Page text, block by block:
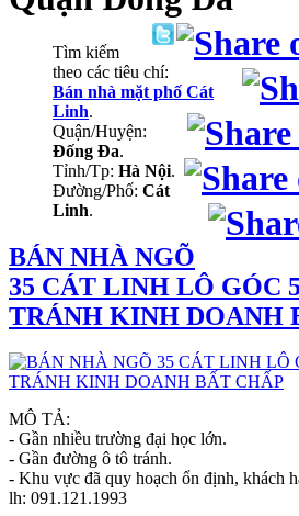
Tìm kiếm
theo các tiêu chí:
Bán nhà mặt phố Cát
Linh.
Quận/Huyện:
Đống Đa.
Tỉnh/Tp: Hà Nội.
Đường/Phố: Cát
Linh.
BÁN NHÀ NGÕ
35 CÁT LINH LÔ GÓC
TRÁNH KINH DOANH
MÔ TẢ:
- Gần nhiều trường đại học lớn.
- Gần đường ô tô tránh.
- Khu vực đã quy hoạch ổn định, khách
lh: 091.121.1993